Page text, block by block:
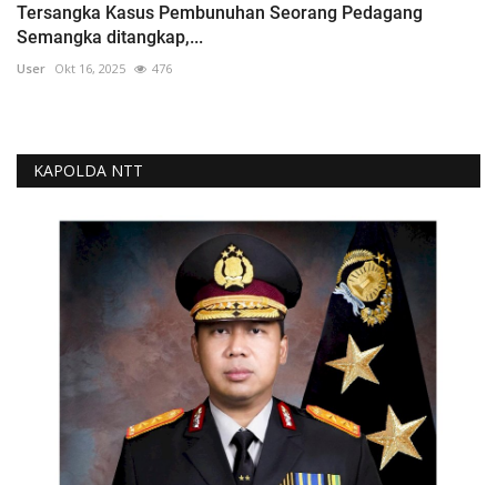
Tersangka Kasus Pembunuhan Seorang Pedagang
Semangka ditangkap,...
User Okt 16, 2025 476
KAPOLDA NTT